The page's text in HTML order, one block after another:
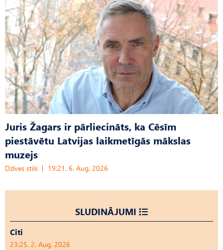
Juris Žagars ir pārliecināts, ka Cēsīm
piestāvētu Latvijas laikmetīgās mākslas
muzejs
Dzīves stils 19:21, 6. Aug, 2026
SLUDINĀJUMI
Citi
23:25, 2. Aug, 2026